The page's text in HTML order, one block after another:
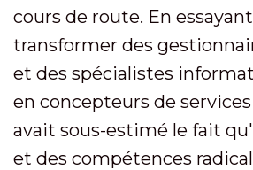
cours de route. En
transformer des
et des spécialistes
en concepteurs de
avait sous-estimé le fait
et des compétences